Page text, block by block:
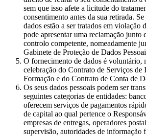
sem que isso afete a licitude do
consentimento antes da sua retirada.
dados estão a ser tratados em violação
pode apresentar uma reclamação junto
controlo competente, nomeadamente
Gabinete de Proteção de Dados
O fornecimento de dados é voluntário,
celebração do Contrato de Serviços de
Formação e do Contrato de Conta de
Os seus dados pessoais podem ser
seguintes categorias de entidades:
oferecem serviços de pagamentos
de capital ao qual pertence o
empresas de entregas, operadores
supervisão, autoridades de informação